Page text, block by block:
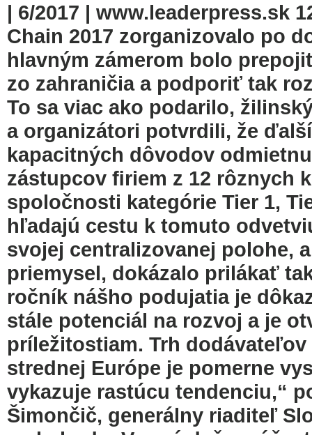
| 6/2017 | www.leaderpress.sk
Chain 2017 zorganizovalo po
hlavným zámerom bolo
zo zahraničia a podporiť tak
To sa viac ako podarilo,
a organizátori potvrdili, že
kapacitných dôvodov
zástupcov ﬁriem z 12 rôznych
spoločnosti kategórie Tier 1,
hľadajú cestu k tomuto
svojej centralizovanej polohe,
priemysel, dokázalo prilákať
ročník nášho podujatia je
stále potenciál na rozvoj a je
príležitostiam. Trh
strednej Európe je pomerne
vykazuje rastúcu tendenciu,“
Šimončič, generálny riaditeľ